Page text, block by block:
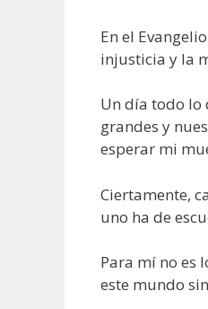
En el
injusticia y la
Un día todo lo
grandes y
esperar mi
Ciertamente,
uno ha de
Para mí no es
este mundo